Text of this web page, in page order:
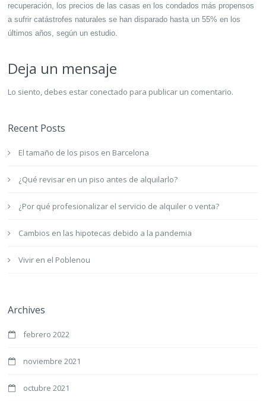
recuperación, los precios de las casas en los condados más propensos
a sufrir catástrofes naturales se han disparado hasta un 55% en los
últimos años, según un estudio.
Deja un mensaje
Lo siento, debes estar conectado para publicar un comentario.
Recent Posts
El tamaño de los pisos en Barcelona
¿Qué revisar en un piso antes de alquilarlo?
¿Por qué profesionalizar el servicio de alquiler o venta?
Cambios en las hipotecas debido a la pandemia
Vivir en el Poblenou
Archives
febrero 2022
noviembre 2021
octubre 2021